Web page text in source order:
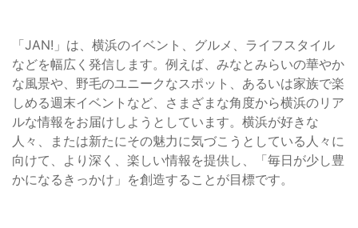
「JAN!」は、横浜のイベント、グルメ、ライフスタイル
などを幅広く発信します。例えば、みなとみらいの華やか
な風景や、野毛のユニークなスポット、あるいは家族で楽
しめる週末イベントなど、さまざまな角度から横浜のリア
ルな情報をお届けしようとしています。横浜が好きな
人々、または新たにその魅力に気づこうとしている人々に
向けて、より深く、楽しい情報を提供し、「毎日が少し豊
かになるきっかけ」を創造することが目標です。